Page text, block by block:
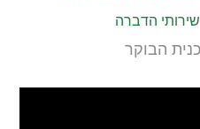
שירותי הדברה